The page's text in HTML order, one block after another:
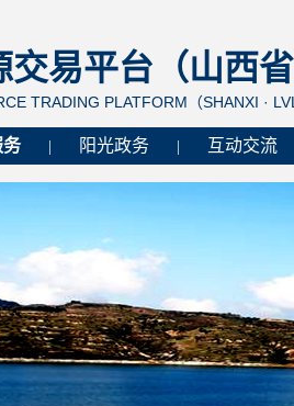
易平台（山西
TRADING PLATFORM（SHANXI ·
务 阳光政务 互动交流